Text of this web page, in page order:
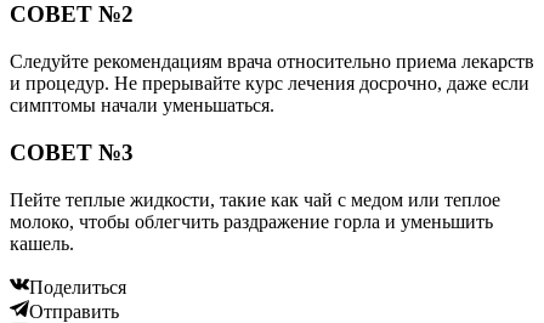
СОВЕТ №2
Следуйте рекомендациям врача относительно приема лекарств
и процедур. Не прерывайте курс лечения досрочно, даже если
симптомы начали уменьшаться.
СОВЕТ №3
Пейте теплые жидкости, такие как чай с медом или теплое
молоко, чтобы облегчить раздражение горла и уменьшить
кашель.
Поделиться
Отправить